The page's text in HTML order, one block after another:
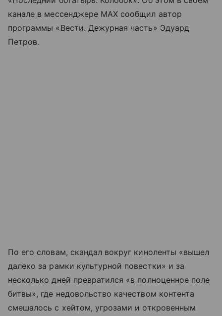
канале в мессенджере MAX сообщил автор
программы «Вести. Дежурная часть» Эдуард
Петров.
По его словам, скандал вокруг киноленты «вышел
далеко за рамки культурной повестки» и за
несколько дней превратился «в полноценное поле
битвы», где недовольство качеством контента
смешалось с хейтом, угрозами и откровенным